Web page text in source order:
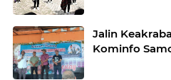
Jalin
Kominfo